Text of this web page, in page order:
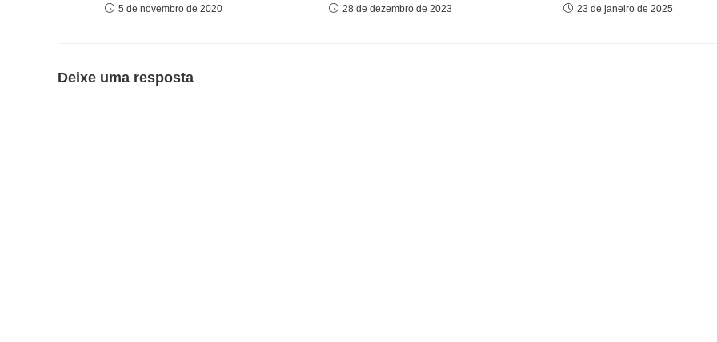
5 de novembro de 2020 28 de dezembro de 2023 23 de janeiro de 2025
Deixe uma resposta